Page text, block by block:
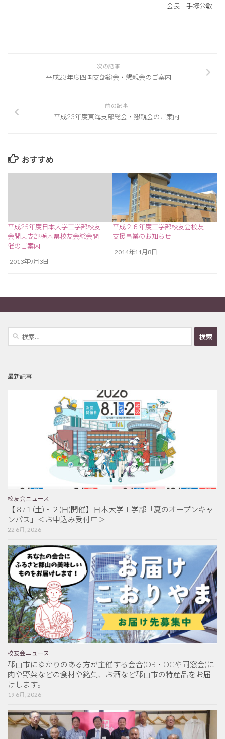
会長 手塚公敏
次の記事
平成23年度四国支部総会・懇親会のご案内
前の記事
平成23年度東海支部総会・懇親会のご案内
おすすめ
平成25年度日本大学工学部校友
会関東支部栃木県校友会総会開
催のご案内
2013年9月3日
平成２６年度工学部校友会校友
支援事業のお知らせ
2014年11月8日
検
最新記事
校友会ニュース
【８/１(土)・２(日)開催】日本大学工学部「夏のオープンキャ
ンパス」＜お申込み受付中＞
22 6月, 2026
校友会ニュース
郡山市にゆかりのある方が主催する会合(OB・OGや同窓会)に
肉や野菜などの食材や銘菓、お酒など郡山市の特産品をお届
けします。
19 6月, 2026